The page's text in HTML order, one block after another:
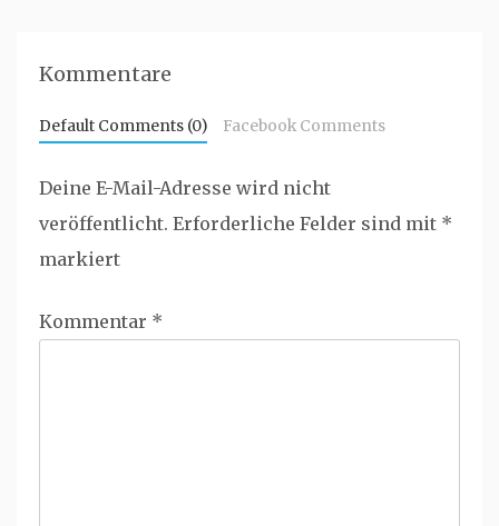
Kommentare
Default Comments (0) Facebook Comments
Deine E-Mail-Adresse wird nicht
veröffentlicht. Erforderliche Felder sind mit *
markiert
Kommentar *